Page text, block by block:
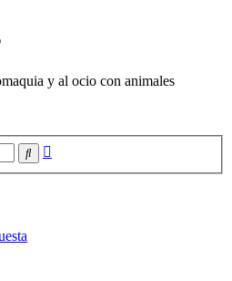
y al ocio con animales
Buscar